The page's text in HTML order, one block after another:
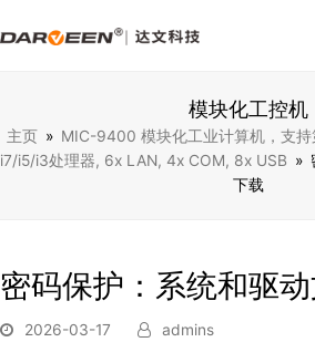
模块化工控机
主页 » MIC-9400 模块化⼯业计算机，⽀
i7/i5/i3处理器, 6x LAN, 4x COM, 8x USB »
下载
密码保护：系统和驱
2026-03-17 admins